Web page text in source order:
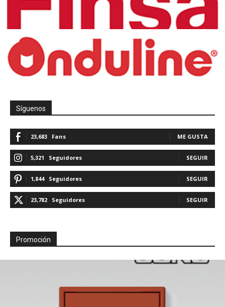
Síguenos
23,683 Fans ME GUSTA
5,321 Seguidores SEGUIR
1,844 Seguidores SEGUIR
23,782 Seguidores SEGUIR
Promoción